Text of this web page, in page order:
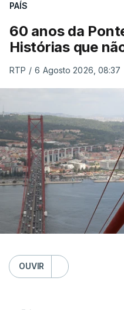
PAÍS
60 anos da
Histórias que
RTP / 6 Agosto 2026, 08:37
OUVIR